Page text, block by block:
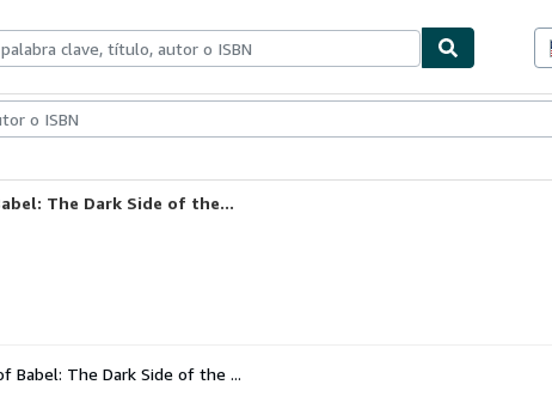
The Dark Side of the...
Babel: The Dark Side of the ...